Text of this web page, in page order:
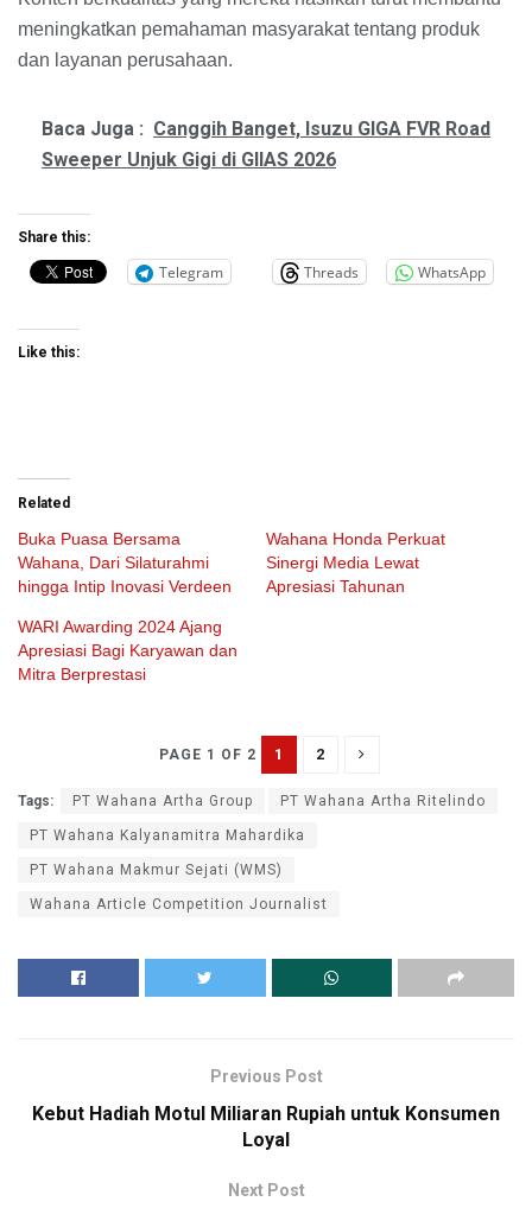
meningkatkan pemahaman masyarakat tentang produk
dan layanan perusahaan.
Baca Juga : Canggih Banget, Isuzu GIGA FVR Road
Sweeper Unjuk Gigi di GIIAS 2026
Share this:
Telegram Threads WhatsApp
Like this:
Related
Buka Puasa Bersama
Wahana, Dari Silaturahmi
hingga Intip Inovasi Verdeen
Wahana Honda Perkuat
Sinergi Media Lewat
Apresiasi Tahunan
WARI Awarding 2024 Ajang
Apresiasi Bagi Karyawan dan
Mitra Berprestasi
PAGE 1 OF 2 1 2
Tags: PT Wahana Artha Group PT Wahana Artha Ritelindo
PT Wahana Kalyanamitra Mahardika
PT Wahana Makmur Sejati (WMS)
Wahana Article Competition Journalist
Previous Post
Kebut Hadiah Motul Miliaran Rupiah untuk Konsumen
Loyal
Next Post